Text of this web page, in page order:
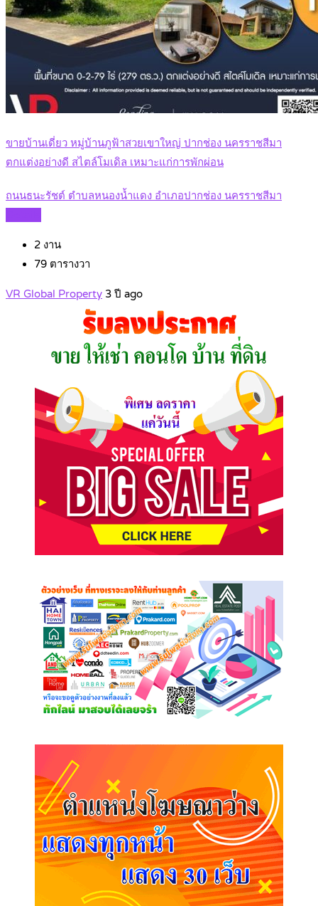
ขายบ้านเดี่ยว หมู่บ้านภูฟ้าสวยเขาใหญ่ ปากช่อง นครราชสีมา
ตกแต่งอย่างดี สไตล์โมเดิล เหมาะแก่การพักผ่อน
ถนนธนะรัชต์ ตำบลหนองน้ำแดง อำเภอปากช่อง นครราชสีมา
2 งาน
79 ตารางวา
VR Global Property 3 ปี ago